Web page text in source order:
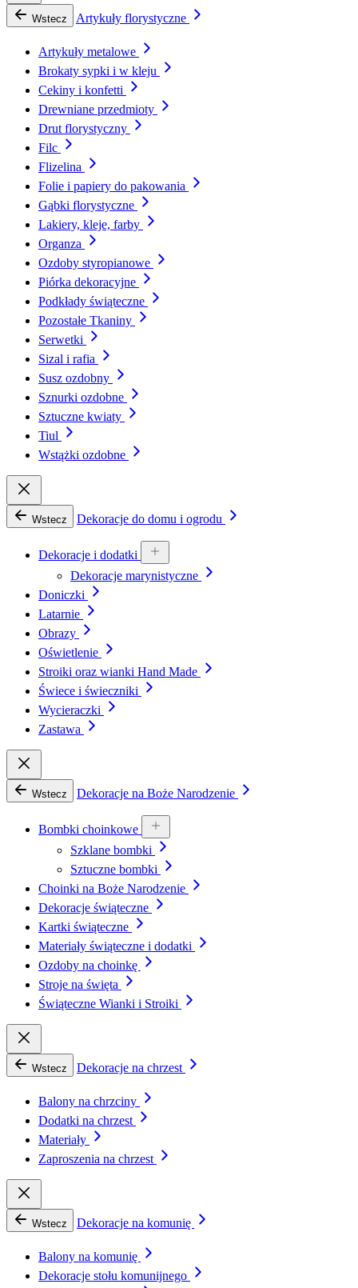
Wstecz Artykuły florystyczne
Artykuły metalowe
Brokaty sypki i w kleju
Cekiny i konfetti
Drewniane przedmioty
Drut florystyczny
Filc
Flizelina
Folie i papiery do pakowania
Gąbki florystyczne
Lakiery, kleje, farby
Organza
Ozdoby styropianowe
Piórka dekoracyjne
Podkłady świąteczne
Pozostałe Tkaniny
Serwetki
Sizal i rafia
Susz ozdobny
Sznurki ozdobne
Sztuczne kwiaty
Tiul
Wstążki ozdobne
Wstecz Dekoracje do domu i ogrodu
Dekoracje i dodatki
Dekoracje marynistyczne
Doniczki
Latarnie
Obrazy
Oświetlenie
Stroiki oraz wianki Hand Made
Świece i świeczniki
Wycieraczki
Zastawa
Wstecz Dekoracje na Boże Narodzenie
Bombki choinkowe
Szklane bombki
Sztuczne bombki
Choinki na Boże Narodzenie
Dekoracje świąteczne
Kartki świąteczne
Materiały świąteczne i dodatki
Ozdoby na choinkę
Stroje na święta
Świąteczne Wianki i Stroiki
Wstecz Dekoracje na chrzest
Balony na chrzciny
Dodatki na chrzest
Materiały
Zaproszenia na chrzest
Wstecz Dekoracje na komunię
Balony na komunię
Dekoracje stołu komunijnego